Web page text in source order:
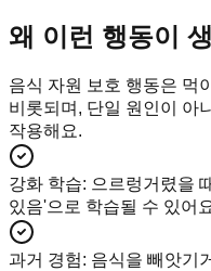
왜 이런 행동이
음식 자원 보호 행동은 먹
비롯되며, 단일 원인이 아
작용해요.
강화 학습: 으르렁거렸을
있음'으로 학습될 수 있어
과거 경험: 음식을 빼앗기